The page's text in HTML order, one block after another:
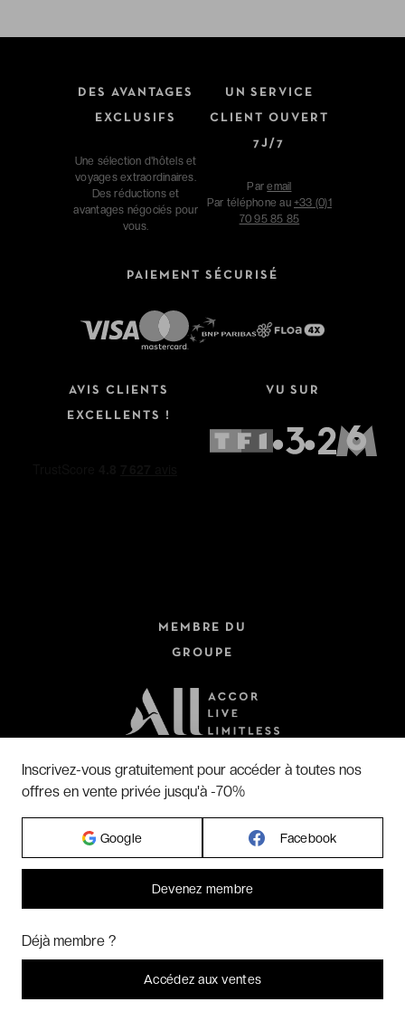
DES AVANTAGES
EXCLUSIFS
Une sélection d'hôtels et
voyages extraordinaires.
Des réductions et
avantages négociés pour
vous.
UN SERVICE
CLIENT OUVERT
7J/7
Paremail
Par téléphone au +33 (0)1
70 95 85 85
PAIEMENT SÉCURISÉ
AVIS CLIENTS
EXCELLENTS !
VU SUR
MEMBRE DU
GROUPE
SUIVEZ-NOUS SUR
RETROUVEZ NOS APPS MOBILE
Inscrivez-vous gratuitement pour accéder à toutes nos
offres en vente privée jusqu'à -70%
Google Facebook
Devenez membre
Déjà membre ?
Accédez aux ventes
Marketing? Vous pouvez toujours modifier ou retirer votre
Je refuse C'est bon.